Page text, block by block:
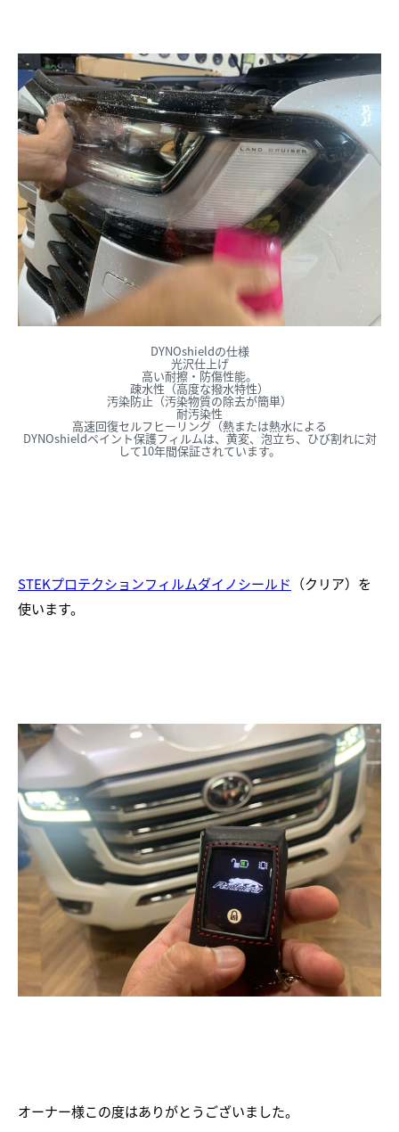
DYNOshieldの仕様
光沢仕上げ
高い耐擦・防傷性能。
疎水性（高度な撥水特性）
汚染防止（汚染物質の除去が簡単）
耐汚染性
高速回復セルフヒーリング（熱または熱水による
DYNOshieldペイント保護フィルムは、黄変、泡立ち、ひび割れに対
して10年間保証されています。
STEKプロテクションフィルムダイノシールド （クリア）を
使います。
オーナー様この度はありがとうございました。